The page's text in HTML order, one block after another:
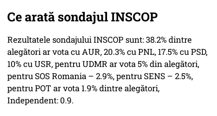
Ce arată sondajul INSCOP
Rezultatele sondajului INSCOP sunt: 38.2% dintre
alegători ar vota cu AUR, 20.3% cu PNL, 17.5% cu PSD,
10% cu USR, pentru UDMR ar vota 5% din alegători,
pentru SOS Romania – 2.9%, pentru SENS – 2.5%,
pentru POT ar vota 1.9% dintre alegători,
Independent: 0.9.